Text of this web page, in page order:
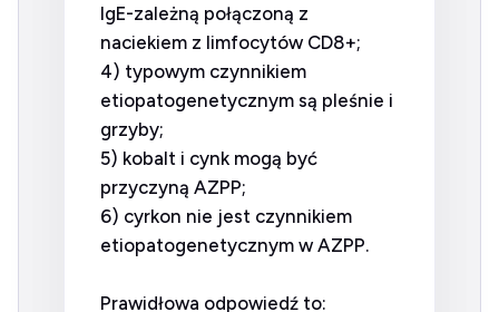
IgE-zależną połączoną z
naciekiem z limfocytów CD8+;
4) typowym czynnikiem
etiopatogenetycznym są pleśnie i
grzyby;
5) kobalt i cynk mogą być
przyczyną AZPP;
6) cyrkon nie jest czynnikiem
etiopatogenetycznym w AZPP.
Prawidłowa odpowiedź to: